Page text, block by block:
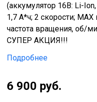
(аккумулятор 16В: Li-
1,7 А*ч; 2 скорости;
частота вращения, об/
СУПЕР АКЦИЯ!!!
Подробнее
6 900 руб.